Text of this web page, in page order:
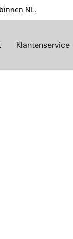
NL.
Klantenservice